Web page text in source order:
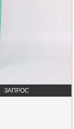
ЗАПРОС